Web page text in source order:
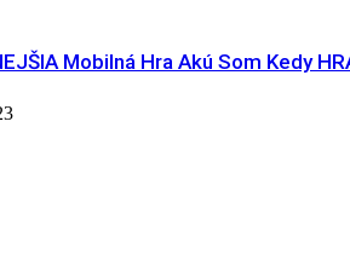
Mobilná Hra Akú Som Kedy